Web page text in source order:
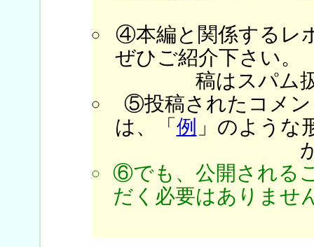
④本編と関係するレ
ぜひご紹介下さい。
稿はスパム
⑤投稿されたコメン
は、「 例 」のような
⑥でも、公開される
だく必要はありませ